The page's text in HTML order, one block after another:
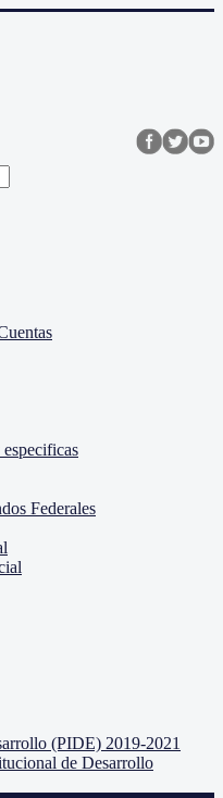
Federales
(PIDE) 2019-2021
de Desarrollo